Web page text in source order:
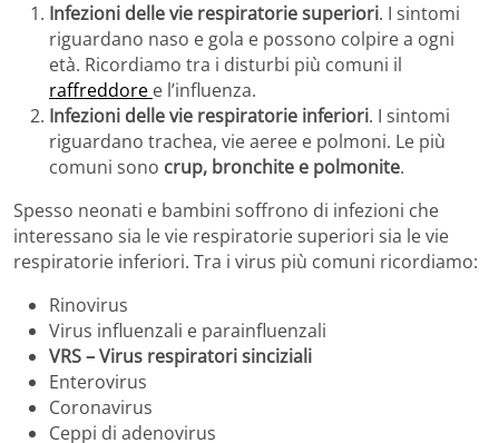
Infezioni delle vie respiratorie superiori. I sintomi
riguardano naso e gola e possono colpire a ogni
età. Ricordiamo tra i disturbi più comuni il
raffreddore e l’influenza.
Infezioni delle vie respiratorie inferiori. I sintomi
riguardano trachea, vie aeree e polmoni. Le più
comuni sono crup, bronchite e polmonite.
Spesso neonati e bambini soffrono di infezioni che
interessano sia le vie respiratorie superiori sia le vie
respiratorie inferiori. Tra i virus più comuni ricordiamo:
Rinovirus
Virus influenzali e parainfluenzali
VRS – Virus respiratori sinciziali
Enterovirus
Coronavirus
Ceppi di adenovirus